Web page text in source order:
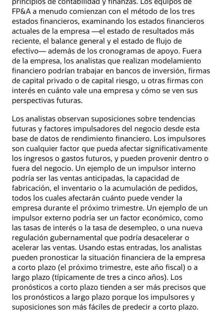
FP&A a menudo comienzan con el método de los tres
estados financieros, examinando los estados financieros
actuales de la empresa —el estado de resultados más
reciente, el balance general y el estado de flujo de
efectivo— además de los cronogramas de apoyo. Fuera
de la empresa, los analistas que realizan modelamiento
financiero podrían trabajar en bancos de inversión, firmas
de capital privado o de capital riesgo, u otras firmas con
interés en cuánto vale una empresa y cómo se ven sus
perspectivas futuras.
Los analistas observan suposiciones sobre tendencias
futuras y factores impulsadores del negocio desde esta
base de datos de rendimiento financiero. Los impulsores
son cualquier factor que pueda afectar significativamente
los ingresos o gastos futuros, y pueden provenir dentro o
fuera del negocio. Un ejemplo de un impulsor interno
podría ser las ventas anticipadas, la capacidad de
fabricación, el inventario o la acumulación de pedidos,
todos los cuales afectarán cuánto puede vender la
empresa durante el próximo trimestre. Un ejemplo de un
impulsor externo podría ser un factor económico, como
las tasas de interés o la tasa de desempleo, o una nueva
regulación gubernamental que podría desacelerar o
acelerar las ventas. Usando estas entradas, los analistas
pueden pronosticar la situación financiera de la empresa
a corto plazo (el próximo trimestre, este año fiscal) o a
largo plazo (típicamente de tres a cinco años). Los
pronósticos a corto plazo tienden a ser más precisos que
los pronósticos a largo plazo porque los impulsores y
suposiciones son más fáciles de predecir a corto plazo.